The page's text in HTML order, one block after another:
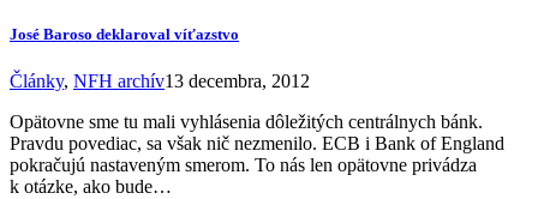
José Baroso deklaroval víťazstvo
Články, NFH archív13 decembra, 2012
Opätovne sme tu mali vyhlásenia dôležitých centrálnych bánk.
Pravdu povediac, sa však nič nezmenilo. ECB i Bank of England
pokračujú nastaveným smerom. To nás len opätovne privádza
k otázke, ako bude…